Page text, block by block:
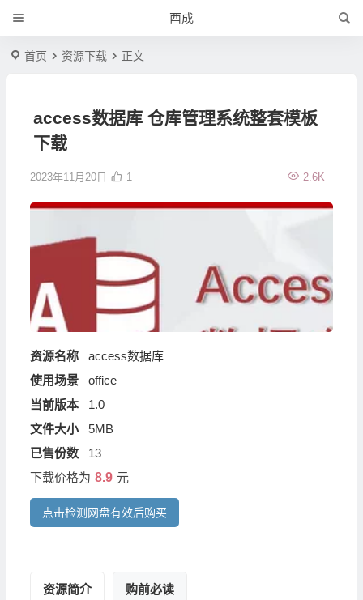
酉成
首页 资源下载 正文
access数据库 仓库管理系统整套模板
下载
2023年11月20日 2.6K
1
资源名称
access数据库
使用场景
office
当前版本
1.0
文件大小
5MB
已售份数
13
下载价格为 8.9 元
点击检测网盘有效后购买
资源简介 购前必读